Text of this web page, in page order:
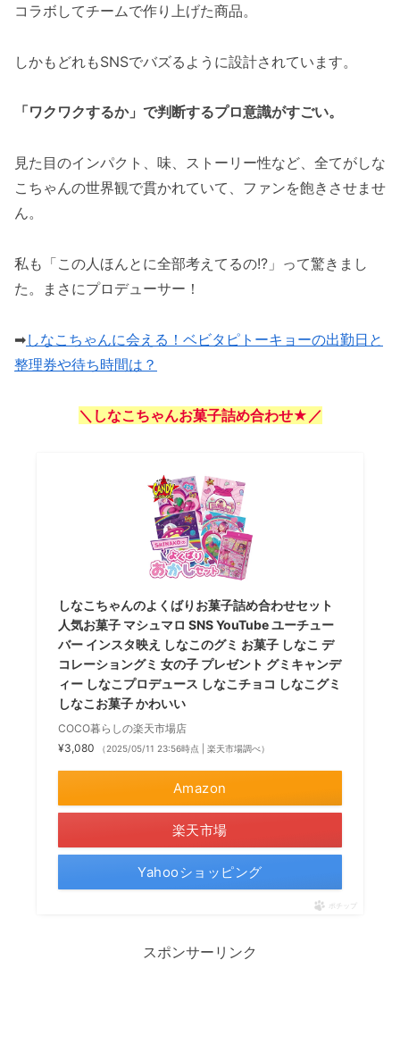
コラボしてチームで作り上げた商品。
しかもどれもSNSでバズるように設計されています。
「ワクワクするか」で判断するプロ意識がすごい。
見た目のインパクト、味、ストーリー性など、全てがしな
こちゃんの世界観で貫かれていて、ファンを飽きさせませ
ん。
私も「この人ほんとに全部考えてるの!?」って驚きまし
た。まさにプロデューサー！
➡しなこちゃんに会える！ベビタピトーキョーの出勤日と
整理券や待ち時間は？
＼しなこちゃんお菓子詰め合わせ★／
しなこちゃんのよくばりお菓子詰め合わせセット
人気お菓子 マシュマロ SNS YouTube ユーチュー
バー インスタ映え しなこのグミ お菓子 しなこ デ
コレーショングミ 女の子 プレゼント グミキャンデ
ィー しなこプロデュース しなこチョコ しなこグミ
しなこお菓子 かわいい
COCO暮らしの楽天市場店
¥3,080
（2025/05/11 23:56時点 | 楽天市場調べ）
Amazon
楽天市場
Yahooショッピング
ポチップ
スポンサーリンク